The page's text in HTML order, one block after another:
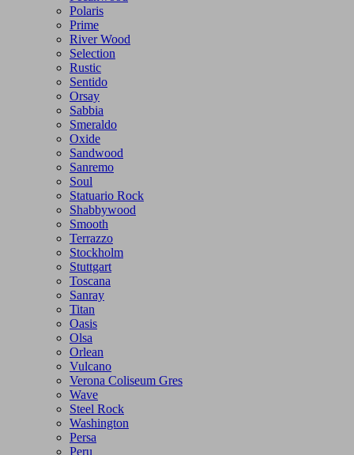
Polaris
Prime
River Wood
Selection
Rustic
Sentido
Orsay
Sabbia
Smeraldo
Oxide
Sandwood
Sanremo
Soul
Statuario Rock
Shabbywood
Smooth
Terrazzo
Stockholm
Stuttgart
Toscana
Sanray
Titan
Oasis
Olsa
Orlean
Vulcano
Verona Coliseum Gres
Wave
Steel Rock
Washington
Persa
Peru